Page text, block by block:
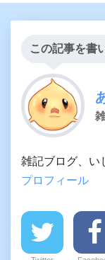
この記事を書
雑記ブログ、い
プロフィール